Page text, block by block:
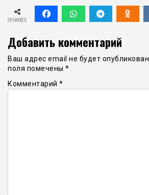
SHARES
Добавить комментарий
Ваш адрес email не будет опубликован.
поля помечены *
Комментарий *